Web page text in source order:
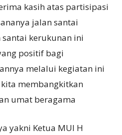
kasih atas partisipasi
jalan santai
kerukunan ini
positif bagi
melalui kegiatan ini
membangkitkan
umat beragama
yakni Ketua MUI H